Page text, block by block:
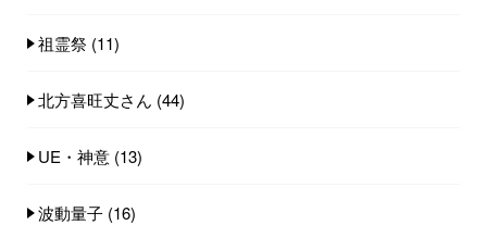
祖霊祭 (11)
北方喜旺丈さん (44)
UE・神意 (13)
波動量子 (16)